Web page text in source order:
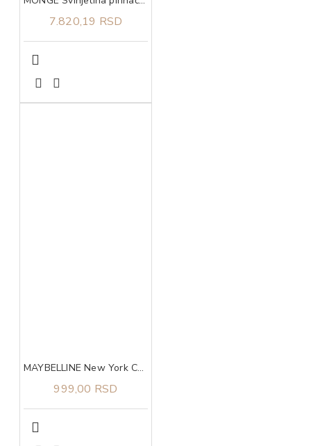
7.820,19 RSD
MAYBELLINE New York Colossal maskara black
999,00 RSD